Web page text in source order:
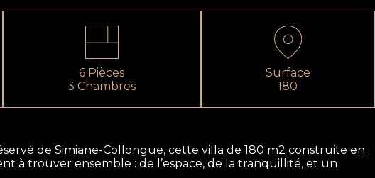
6 Pièces
3 Chambres
Surface
180
de Simiane-Collongue, cette villa de 180 m2 construite en
à trouver ensemble : de l’espace, de la tranquillité, et un